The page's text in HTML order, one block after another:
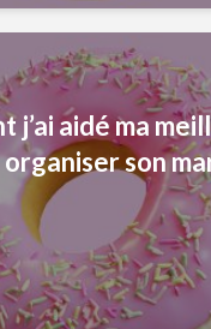
j’ai aidé ma
organiser son